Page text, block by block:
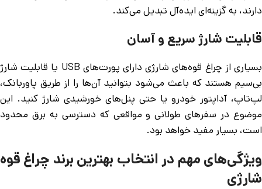
دارند، به گزینه‌ای ایده‌آل تبدیل می‌کند.
قابلیت شارژ سریع و آسان
بسیاری از چراغ قوه‌های شارژی دارای پورت‌های USB یا قابلیت شارژ
بی‌سیم هستند که باعث می‌شود بتوانید آن‌ها را از طریق پاوربانک،
لپ‌تاپ، آداپتور خودرو یا حتی پنل‌های خورشیدی شارژ کنید. این
موضوع در سفرهای طولانی و مواقعی که دسترسی به برق محدود
است، بسیار مفید خواهد بود.
ویژگی‌های مهم در انتخاب بهترین برند چراغ قوه
شارژی